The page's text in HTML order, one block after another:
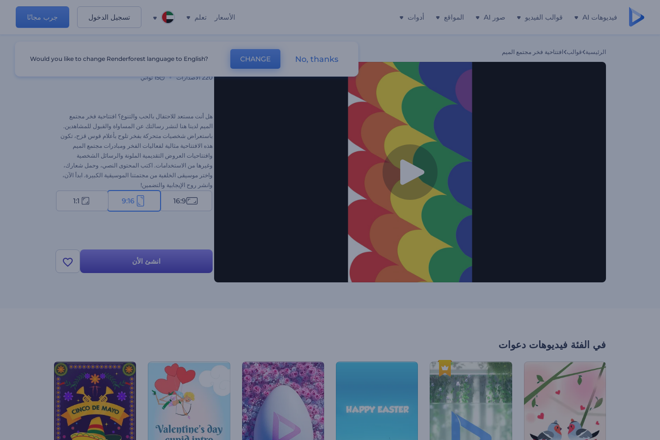
فيديوهات AI قوالب الفيديو صور AI المواقع أدوات الأسعار تعلم تسجيل الدخول جرب مجانًا
الرئيسية قوالب افتتاحية فخر مجتمع الميم
220 الاصدارات 15 ثواني
هل أنت مستعد للاحتفال بالحب والتنوع؟ افتتاحية فخر مجتمع
الميم لدينا هنا لنشر رسالتك عن المساواة والقبول للمشاهدين.
باستعراض شخصيات متحركة بفخر تلوح بأعلام قوس قزح، تكون
هذه الافتتاحية مثالية لفعاليات الفخر ومبادرات مجتمع الميم
وافتتاحيات العروض التقديمية الملونة والرسائل الشخصية
وغيرها من الاستخدامات. اكتب المحتوى النصي، وحمل شعارك،
واختر موسيقى الخلفية من مجتمتنا الموسيقية الكبيرة. ابدأ الآن،
وانشر روح الإيجابية والتضمين!
16:9
9:16
1:1
انشئ الأن
في الفئة فيديوهات دعوات
Would you like to change Renderforest language to English? CHANGE No, thanks